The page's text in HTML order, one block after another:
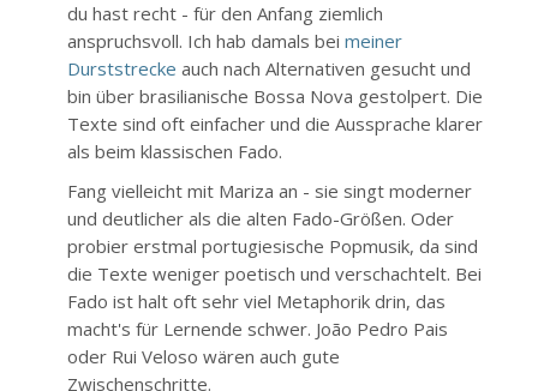
du hast recht - für den Anfang ziemlich
anspruchsvoll. Ich hab damals bei meiner
Durststrecke auch nach Alternativen gesucht und
bin über brasilianische Bossa Nova gestolpert. Die
Texte sind oft einfacher und die Aussprache klarer
als beim klassischen Fado.
Fang vielleicht mit Mariza an - sie singt moderner
und deutlicher als die alten Fado-Größen. Oder
probier erstmal portugiesische Popmusik, da sind
die Texte weniger poetisch und verschachtelt. Bei
Fado ist halt oft sehr viel Metaphorik drin, das
macht's für Lernende schwer. João Pedro Pais
oder Rui Veloso wären auch gute
Zwischenschritte.